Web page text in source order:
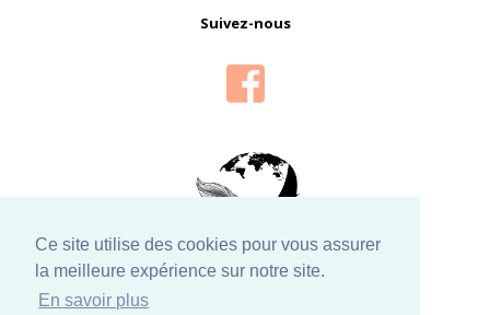
Ce site utilise des cookies pour vous assurer
la meilleure expérience sur notre site.
En savoir plus
Suivez-nous